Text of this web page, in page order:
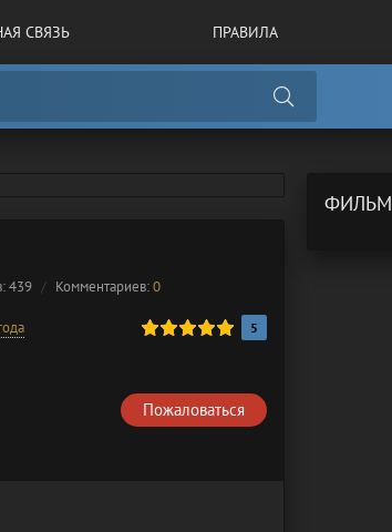
СВЯЗЬ ПРАВИЛА
439 Комментариев:0
5
Пожаловаться